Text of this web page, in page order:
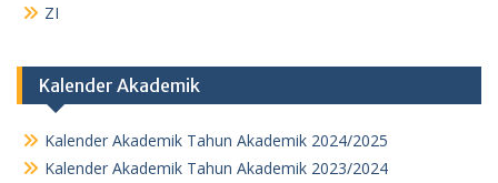
ZI
Kalender Akademik
Kalender Akademik Tahun Akademik 2024/2025
Kalender Akademik Tahun Akademik 2023/2024